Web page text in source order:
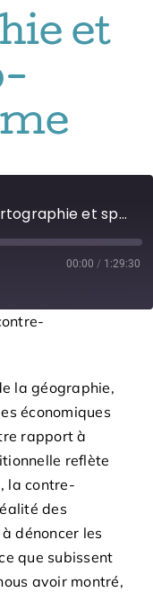
et
21 août 2024 - Contre-cartographie et spatio-féminisme
00:00 / 1:29:30
la géographie,
économiques
rapport à
reflète
la contre-
des
dénoncer les
que subissent
avoir montré,